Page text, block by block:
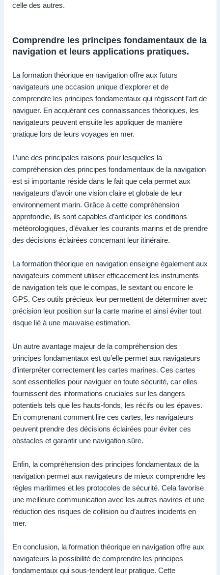
celle des autres.
Comprendre les principes fondamentaux de la
navigation et leurs applications pratiques.
La formation théorique en navigation offre aux futurs
navigateurs une occasion unique d’explorer et de
comprendre les principes fondamentaux qui régissent l’art de
naviguer. En acquérant ces connaissances théoriques, les
navigateurs peuvent ensuite les appliquer de manière
pratique lors de leurs voyages en mer.
L’une des principales raisons pour lesquelles la
compréhension des principes fondamentaux de la navigation
est si importante réside dans le fait que cela permet aux
navigateurs d’avoir une vision claire et globale de leur
environnement marin. Grâce à cette compréhension
approfondie, ils sont capables d’anticiper les conditions
météorologiques, d’évaluer les courants marins et de prendre
des décisions éclairées concernant leur itinéraire.
La formation théorique en navigation enseigne également aux
navigateurs comment utiliser efficacement les instruments
de navigation tels que le compas, le sextant ou encore le
GPS. Ces outils précieux leur permettent de déterminer avec
précision leur position sur la carte marine et ainsi éviter tout
risque lié à une mauvaise estimation.
Un autre avantage majeur de la compréhension des
principes fondamentaux est qu’elle permet aux navigateurs
d’interpréter correctement les cartes marines. Ces cartes
sont essentielles pour naviguer en toute sécurité, car elles
fournissent des informations cruciales sur les dangers
potentiels tels que les hauts-fonds, les récifs ou les épaves.
En comprenant comment lire ces cartes, les navigateurs
peuvent prendre des décisions éclairées pour éviter ces
obstacles et garantir une navigation sûre.
Enfin, la compréhension des principes fondamentaux de la
navigation permet aux navigateurs de mieux comprendre les
règles maritimes et les protocoles de sécurité. Cela favorise
une meilleure communication avec les autres navires et une
réduction des risques de collision ou d’autres incidents en
mer.
En conclusion, la formation théorique en navigation offre aux
navigateurs la possibilité de comprendre les principes
fondamentaux qui sous-tendent leur pratique. Cette